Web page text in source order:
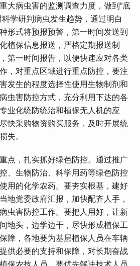
大病虫害的监测调查力度，做到“底
学研判病虫发生趋势，通过明白
形式将预报预警，第一时间发送到
植保信息报送，严格定期报送制
第一时间报告，以便快速应对各类
，对重点区域进行重点防控，要注
发生的程度选择性使用生物制剂和
虫害防控方式，充分利用下达的各
业化统防统治和植保无人机的应
快采购物资购买服务，及时开展统
失。
，扎实抓好绿色防控。通过推广
、生物防治、科学用药等绿色防控
用的化学农药。要夯实根基，建好
地党委政府汇报，加快配齐人手，
虫害防控工作。要把人用好，让新
地头，边学边干，尽快形成植保工
障，各地要为基层植保人员在车辆
供必要的支持和保障，对长期奋战
保农技人员，要优先解决技术人员